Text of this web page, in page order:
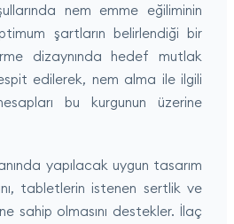
nem emme eğiliminin
şartların belirlendiği bir
dizaynında hedef mutlak
edilerek, nem alma ile ilgili
bu kurgunun üzerine
yapılacak uygun tasarım
tabletlerin istenen sertlik ve
sahip olmasını destekler. İlaç